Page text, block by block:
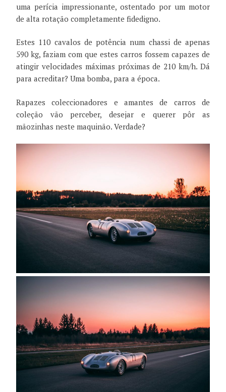
uma perícia impressionante, ostentado por um motor
de alta rotação completamente fidedigno.
Estes 110 cavalos de potência num chassi de apenas
590 kg, faziam com que estes carros fossem capazes de
atingir velocidades máximas próximas de 210 km/h. Dá
para acreditar? Uma bomba, para a época.
Rapazes coleccionadores e amantes de carros de
coleção vão perceber, desejar e querer pôr as
mãozinhas neste maquinão. Verdade?